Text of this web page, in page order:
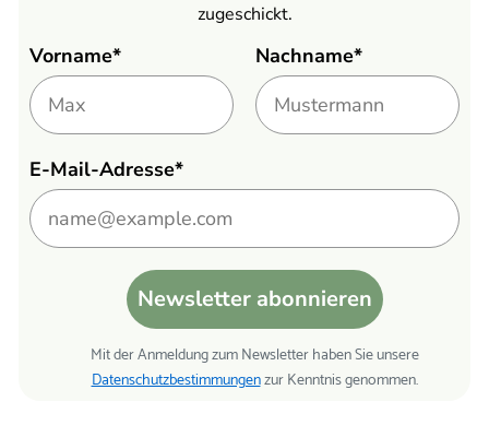
zugeschickt.
Vorname* Nachname*
E-Mail-Adresse*
Newsletter abonnieren
Mit der Anmeldung zum Newsletter haben Sie unsere
Datenschutzbestimmungenzur Kenntnis genommen.